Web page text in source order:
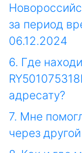
за период
06.12.2024
6. Где
адресату?
7. Мне
через